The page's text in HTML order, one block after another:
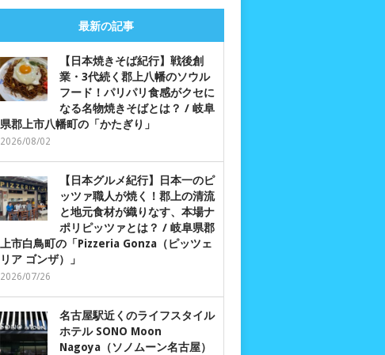
最新の記事
【日本焼きそば紀行】戦後創
業・3代続く郡上八幡のソウル
フード！パリパリ食感がクセに
なる名物焼きそばとは？ / 岐阜
県郡上市八幡町の「かたぎり」
2026/08/02
【日本グルメ紀行】日本一のピ
ッツァ職人が焼く！郡上の清流
と地元食材が織りなす、本場ナ
ポリピッツァとは？ / 岐阜県郡
上市白鳥町の「Pizzeria Gonza（ピッツェ
リア ゴンザ）」
2026/07/26
名古屋駅近くのライフスタイル
ホテル SONO Moon
Nagoya（ソノムーン名古屋）